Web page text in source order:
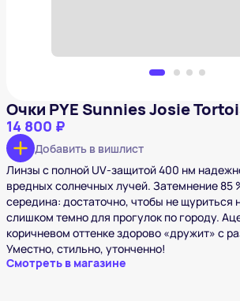
Очки PYE Sunnies Josie
14 800 ₽
Добавить в вишлист
Линзы с полной UV‑защитой 400 нм
вредных солнечных лучей. Затемнение 85
середина: достаточно, чтобы не щуриться
слишком темно для прогулок по городу.
коричневом оттенке здорово «дружит» с
Уместно, стильно, утонченно!
Смотреть в магазине